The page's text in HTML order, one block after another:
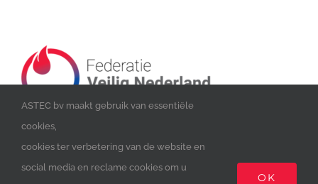
ASTEC bv maakt gebruik van essentiële
cookies,
cookies ter verbetering van de website en
social media en reclame cookies om u
OK